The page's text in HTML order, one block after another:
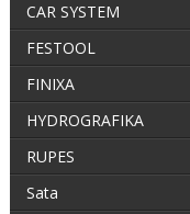
CAR SYSTEM
FESTOOL
FINIXA
HYDROGRAFIKA
RUPES
Sata